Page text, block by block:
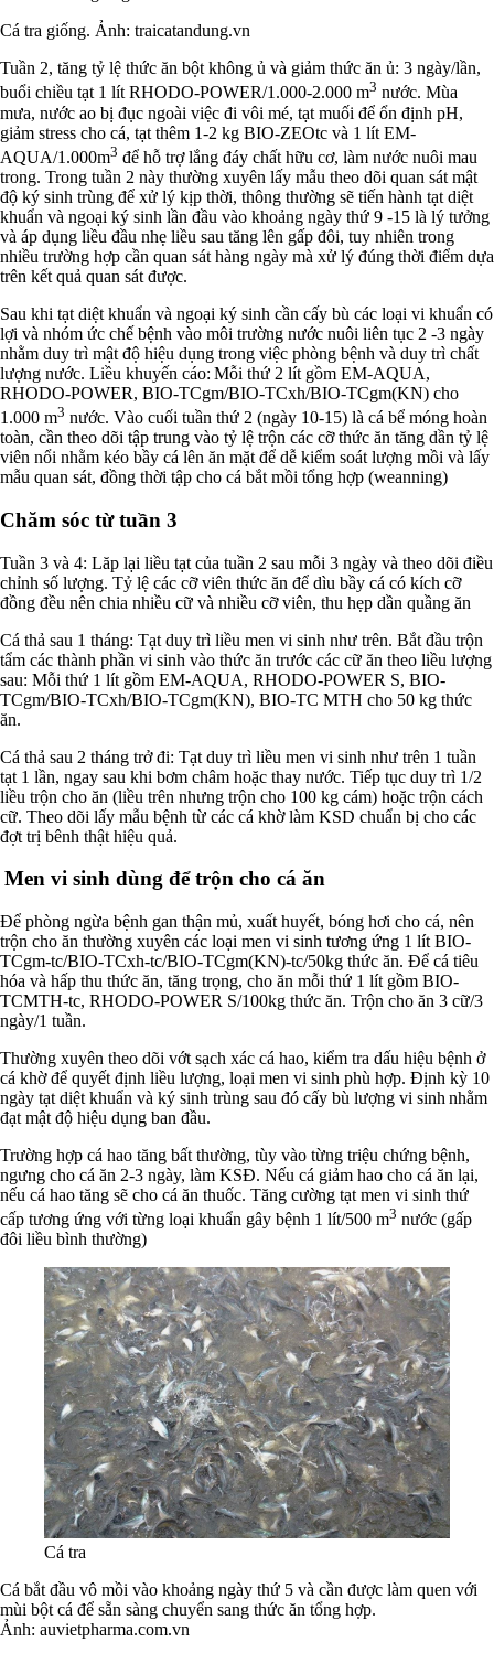
Cá tra giống. Ảnh: traicatandung.vn
Tuần 2, tăng tỷ lệ thức ăn bột không ủ và giảm thức ăn ủ: 3 ngày/lần,
buổi chiều tạt 1 lít RHODO-POWER/1.000-2.000 m3 nước. Mùa
mưa, nước ao bị đục ngoài việc đi vôi mé, tạt muối để ổn định pH,
giảm stress cho cá, tạt thêm 1-2 kg BIO-ZEOtc và 1 lít EM-
AQUA/1.000m3 để hỗ trợ lắng đáy chất hữu cơ, làm nước nuôi mau
trong. Trong tuần 2 này thường xuyên lấy mẫu theo dõi quan sát mật
độ ký sinh trùng để xử lý kịp thời, thông thường sẽ tiến hành tạt diệt
khuẩn và ngoại ký sinh lần đầu vào khoảng ngày thứ 9 -15 là lý tưởng
và áp dụng liều đầu nhẹ liều sau tăng lên gấp đôi, tuy nhiên trong
nhiều trường hợp cần quan sát hàng ngày mà xử lý đúng thời điểm dựa
trên kết quả quan sát được.
Sau khi tạt diệt khuẩn và ngoại ký sinh cần cấy bù các loại vi khuẩn có
lợi và nhóm ức chế bệnh vào môi trường nước nuôi liên tục 2 -3 ngày
nhằm duy trì mật độ hiệu dụng trong việc phòng bệnh và duy trì chất
lượng nước. Liều khuyến cáo: Mỗi thứ 2 lít gồm EM-AQUA,
RHODO-POWER, BIO-TCgm/BIO-TCxh/BIO-TCgm(KN) cho
1.000 m3 nước. Vào cuối tuần thứ 2 (ngày 10-15) là cá bể móng hoàn
toàn, cần theo dõi tập trung vào tỷ lệ trộn các cỡ thức ăn tăng dần tỷ lệ
viên nổi nhằm kéo bầy cá lên ăn mặt để dễ kiểm soát lượng mồi và lấy
mẫu quan sát, đồng thời tập cho cá bắt mồi tổng hợp (weanning)
Chăm sóc từ tuần 3
Tuần 3 và 4: Lăp lại liều tạt của tuần 2 sau mỗi 3 ngày và theo dõi điều
chỉnh số lượng. Tỷ lệ các cỡ viên thức ăn để dìu bầy cá có kích cỡ
đồng đều nên chia nhiều cữ và nhiều cỡ viên, thu hẹp dần quầng ăn
Cá thả sau 1 tháng: Tạt duy trì liều men vi sinh như trên. Bắt đầu trộn
tẩm các thành phần vi sinh vào thức ăn trước các cữ ăn theo liều lượng
sau: Mỗi thứ 1 lít gồm EM-AQUA, RHODO-POWER S, BIO-
TCgm/BIO-TCxh/BIO-TCgm(KN), BIO-TC MTH cho 50 kg thức
ăn.
Cá thả sau 2 tháng trở đi: Tạt duy trì liều men vi sinh như trên 1 tuần
tạt 1 lần, ngay sau khi bơm châm hoặc thay nước. Tiếp tục duy trì 1/2
liều trộn cho ăn (liều trên nhưng trộn cho 100 kg cám) hoặc trộn cách
cữ. Theo dõi lấy mẫu bệnh từ các cá khờ làm KSD chuẩn bị cho các
đợt trị bênh thật hiệu quả.
Men vi sinh dùng để trộn cho cá ăn
Để phòng ngừa bệnh gan thận mủ, xuất huyết, bóng hơi cho cá, nên
trộn cho ăn thường xuyên các loại men vi sinh tương ứng 1 lít BIO-
TCgm-tc/BIO-TCxh-tc/BIO-TCgm(KN)-tc/50kg thức ăn. Để cá tiêu
hóa và hấp thu thức ăn, tăng trọng, cho ăn mỗi thứ 1 lít gồm BIO-
TCMTH-tc, RHODO-POWER S/100kg thức ăn. Trộn cho ăn 3 cữ/3
ngày/1 tuần.
Thường xuyên theo dõi vớt sạch xác cá hao, kiểm tra dấu hiệu bệnh ở
cá khờ để quyết định liều lượng, loại men vi sinh phù hợp. Định kỳ 10
ngày tạt diệt khuẩn và ký sinh trùng sau đó cấy bù lượng vi sinh nhằm
đạt mật độ hiệu dụng ban đầu.
Trường hợp cá hao tăng bất thường, tùy vào từng triệu chứng bệnh,
ngưng cho cá ăn 2-3 ngày, làm KSĐ. Nếu cá giảm hao cho cá ăn lại,
nếu cá hao tăng sẽ cho cá ăn thuốc. Tăng cường tạt men vi sinh thứ
cấp tương ứng với từng loại khuẩn gây bệnh 1 lít/500 m3 nước (gấp
đôi liều bình thường)
Cá tra
Cá bắt đầu vô mồi vào khoảng ngày thứ 5 và cần được làm quen với
mùi bột cá để sẵn sàng chuyển sang thức ăn tổng hợp.
Ảnh: auvietpharma.com.vn